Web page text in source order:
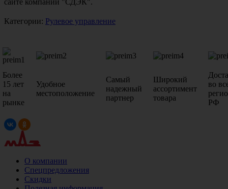
Категории: Рулевое управление
Более
15 лет
на
рынке
Удобное
местоположение
Самый
надежный
партнер
Широкий
ассортимент
товара
во
РФ
О компании
Спецпредложения
Скидки